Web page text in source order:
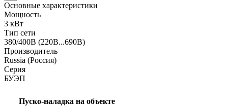
Основные характеристики
Мощность
3 кВт
Тип сети
380/400В (220В...690В)
Производитель
Russia (Россия)
Серия
БУЭП
Пуско-наладка на объекте